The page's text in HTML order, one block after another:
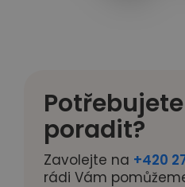
poradit?
Zavolejte na +420
rádi Vám